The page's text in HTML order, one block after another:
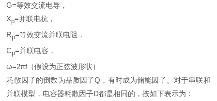
G=等效交流电导，
Xp=并联电抗，
Rp=等效交流并联电阻，
Cp=并联电容，
ω=2πf（假设为正弦波形状）
耗散因子的倒数为品质因子Q，有时成为储能因子。对于串联和
并联模型，电容器耗散因子D都是相同的，按如下表示为：